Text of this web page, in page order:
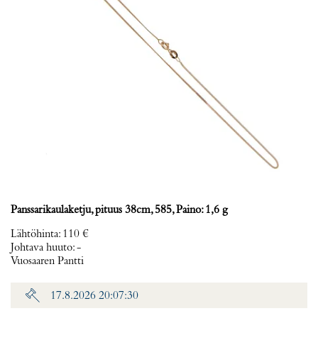
Panssarikaulaketju, pituus 38cm, 585, Paino: 1,6 g
Lähtöhinta: 110 €
Johtava huuto:-
Vuosaaren Pantti
17.8.2026 20:07:30